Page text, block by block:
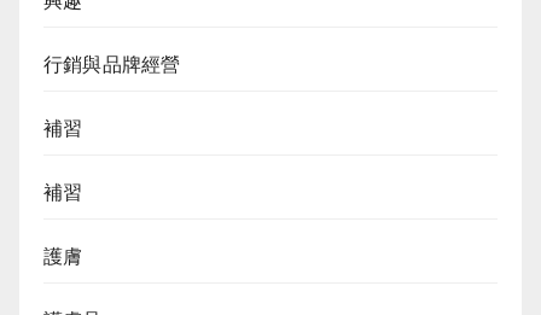
行銷與品牌經營
補習
補習
護膚